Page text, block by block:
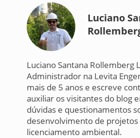
Luciano
Luciano Santana Rollemberg
Administrador na Levita
mais de 5 anos e escreve
auxiliar os visitantes do blog
dúvidas e questionamentos
desenvolvimento de projetos
licenciamento ambiental.